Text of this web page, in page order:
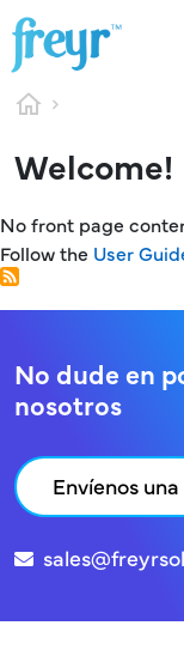
Skip to main content
Breadcrumb
Welcome!
No front page
Follow the User
No dude en
nosotros
Envíenos